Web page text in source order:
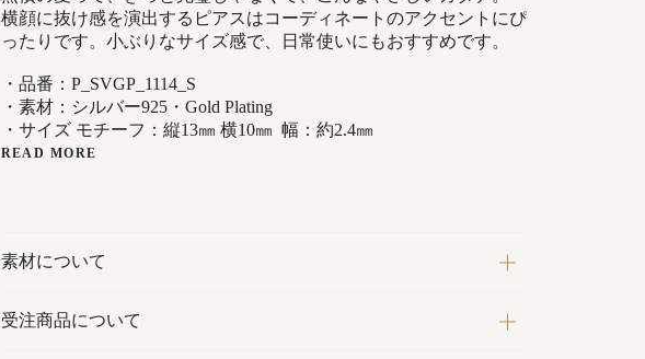
横顔に抜け感を演出するピアスはコーディネートのアクセントにぴ
ったりです。小ぶりなサイズ感で、日常使いにもおすすめです。
・品番：P_SVGP_1114_S
・素材：シルバー925・Gold Plating
・サイズ モチーフ： 縦13㎜ 横10㎜ 幅：約2.4㎜
READ MORE
素材について
受注商品について